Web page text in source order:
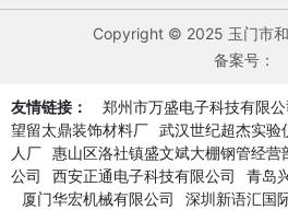
Copyright © 2025 玉门市
备案号：
友情链接： 郑州市万盛电子科技有限公
望留太鼎装饰材料厂 武汉世纪超杰实验
人厂 惠山区洛社镇盛文斌大棚钢管经营
公司
西安正通电子科技有限公司
青岛
厦门华宏机械有限公司
深圳新语汇国